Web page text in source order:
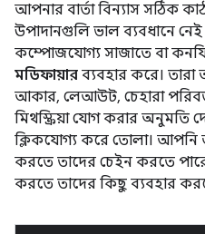
আপনার বার্তা বিন্যাস সঠিক
উপাদানগুলি ভাল ব্যবধানে
কম্পোজযোগ্য সাজাতে বা
মডিফায়ার ব্যবহার করে।
আকার, লেআউট, চেহারা
মিথস্ক্রিয়া যোগ করার অনুমতি
ক্লিকযোগ্য করে তোলা।
করতে তাদের চেইন করতে
করতে তাদের কিছু ব্যবহার